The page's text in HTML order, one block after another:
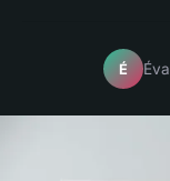
É Éva